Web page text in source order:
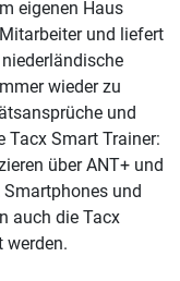
eigenen Haus
und liefert
wieder zu
und
Tacx Smart Trainer:
über ANT+ und
und
auch die Tacx
werden.